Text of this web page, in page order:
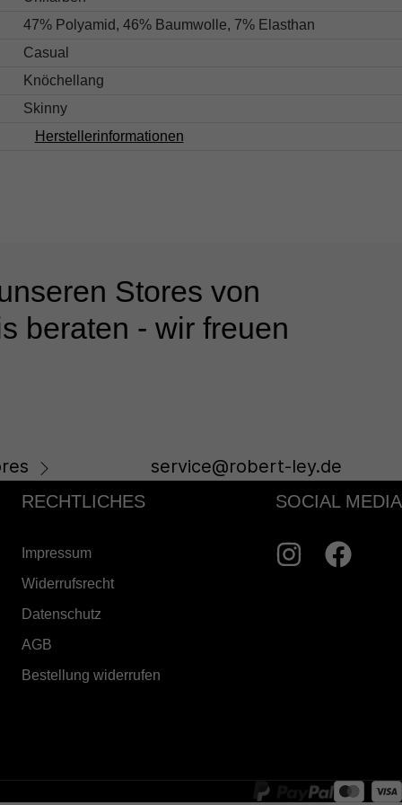
47% Polyamid, 46% Baumwolle, 7% Elasthan
Casual
Knöchellang
Skinny
Herstellerinformationen
Stores von
beraten - wir freuen
service@robert-ley.de
RECHTLICHES
Impressum
Widerrufsrecht
Datenschutz
AGB
Bestellung widerrufen
SOCIAL MEDIA